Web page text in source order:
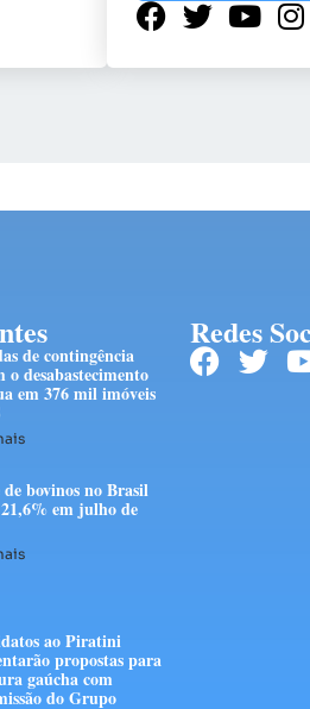
de contingência
o desabastecimento
em 376 mil imóveis
bovinos no Brasil
em julho de
ao Piratini
propostas para
gaúcha com
do Grupo
Redes